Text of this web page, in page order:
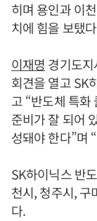
히며 용인과 이
치에 힘을 보탰
이재명 경기도
회견을 열고 SK
고 “반도체 특화
준비가 잘 되어
성돼야 한다”며
SK하이닉스 반
천시, 청주시, 구
다.